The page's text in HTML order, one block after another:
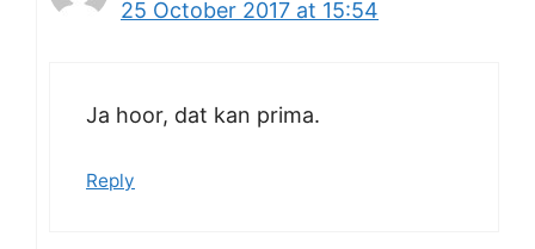
25 October 2017 at 15:54
Ja hoor, dat kan prima.
Reply